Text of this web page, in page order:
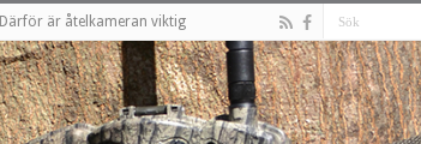
Därför är åtelkameran viktig